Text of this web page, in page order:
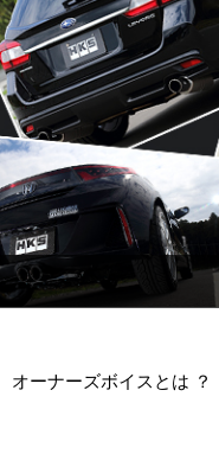
オーナーズボイスとは ？